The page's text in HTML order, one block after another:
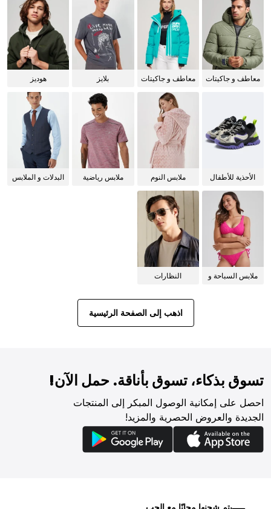
معاطف و جاكيتات
معاطف و جاكيتات
بلايز هوديز
الأحذية للأطفال
ملابس النوم
ملابس رياضية
البدلات و الملابس
ملابس السباحة و
النظارات
اذهب إلى الصفحة الرئيسية
تسوق بذكاء، تسوق بأناقة. حمل الآن!
احصل على إمكانية الوصول المبكر إلى المنتجات
الجديدة والعروض الحصرية والمزيد!